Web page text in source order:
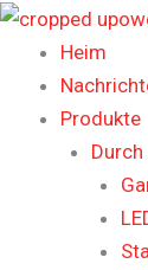
Zum
Inhalt
springen
Heim
Produkte